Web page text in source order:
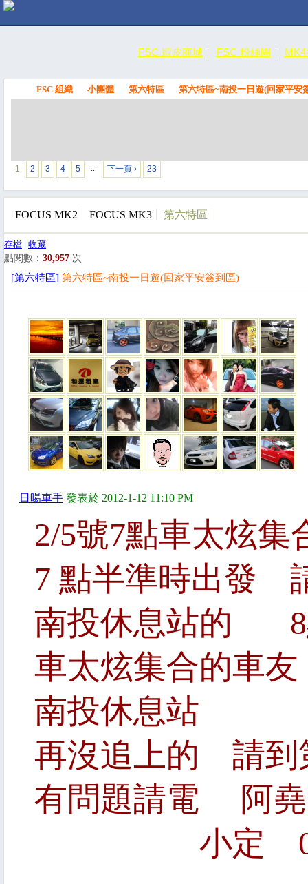
FSC 蝦皮商城 FSC 粉絲團
FSC 組織 小團體 第六特區 第六特區~南投一日遊(回家平安
1 2 3 4 5 … 下一頁 › 23
FOCUS MK2 FOCUS MK3 第六特區
存檔 | 收藏
點閱數： 30,957 次
[第六特區] 第六特區~南投一日遊(回家平安簽到區)
日暘車手 發表於 2012-1-12 11:10 PM
2/5號7點車太炫
7 點半準時出發
南投休息站的
車太炫集合的車
南投休息站
再沒追上的 請到
有問題請電 阿堯
小定